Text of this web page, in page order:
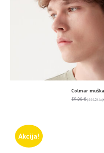
Colmar
59.00€ (444.54 kn)
Akcija!